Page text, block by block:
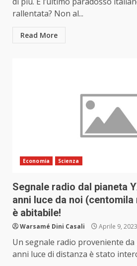
rallentata? Non al...
Read More
Economia Scienza
Segnale radio dal pianeta
anni luce da noi
è abitabile!
Warsamé Dini Casali Aprile 9, 2023
Un segnale radio proveniente da
anni luce di distanza è stato